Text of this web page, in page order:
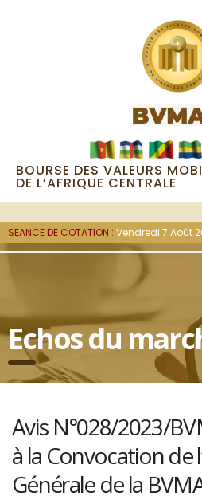
BOURSE DES VALEURS
DE L’AFRIQUE CENTRALE
SEANCE DE COTATION : Vendredi 7 Août
Echos du
Avis N°028/2023/
à la Convocation de
Générale de la